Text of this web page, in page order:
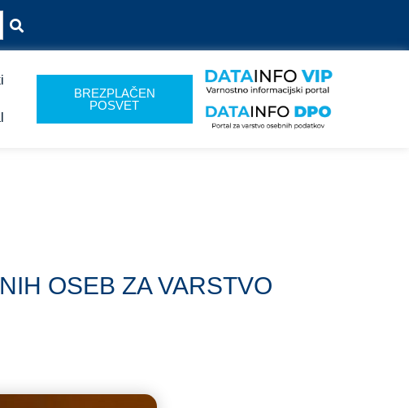
BREZPLAČEN
POSVET
OSEB ZA VARSTVO